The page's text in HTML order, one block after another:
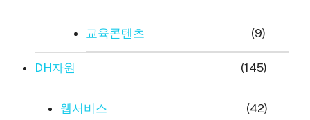
교육콘텐츠 (9)
DH자원 (145)
웹서비스 (42)